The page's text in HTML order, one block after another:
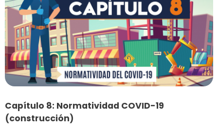
Capítulo 8: Normatividad COVID-19
(construcción)